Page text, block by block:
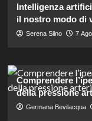
Intelligenza
il nostro modo di
Serena Siino 7
Comprendere
della pressione
Germana Bevilacqua